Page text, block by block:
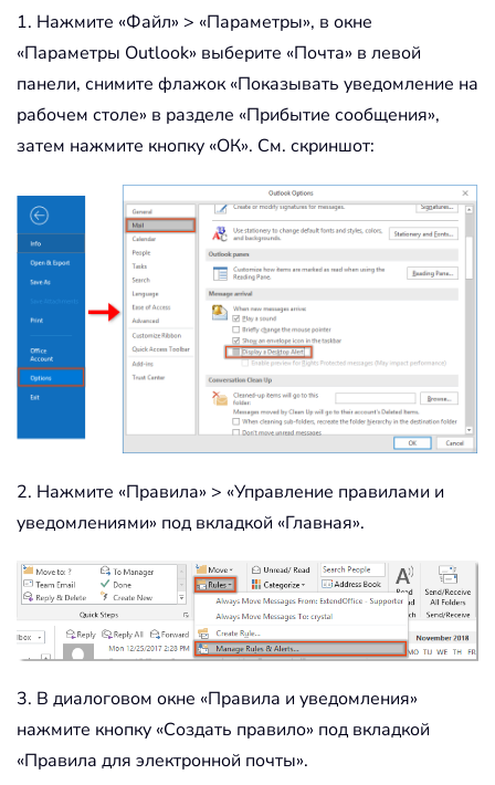
1. Нажмите «Файл» > «Параметры», в окне
«Параметры Outlook» выберите «Почта» в левой
панели, снимите флажок «Показывать уведомление на
рабочем столе» в разделе «Прибытие сообщения»,
затем нажмите кнопку «ОК». См. скриншот:
2. Нажмите «Правила» > «Управление правилами и
уведомлениями» под вкладкой «Главная».
3. В диалоговом окне «Правила и уведомления»
нажмите кнопку «Создать правило» под вкладкой
«Правила для электронной почты».